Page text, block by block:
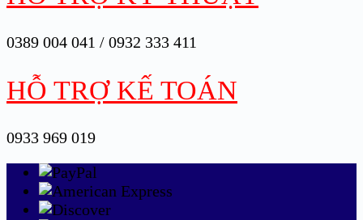
0389 004 041 / 0932 333 411
HỖ TRỢ KẾ TOÁN
0933 969 019